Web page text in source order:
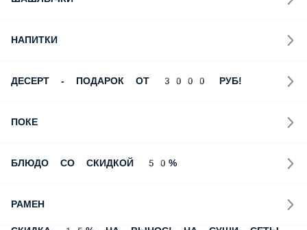
САШИМИ
САЛАТЫ
ВОК ЛАПША
ГОРЯЧИЕ БЛЮДА
ЗАПЕКАНКИ